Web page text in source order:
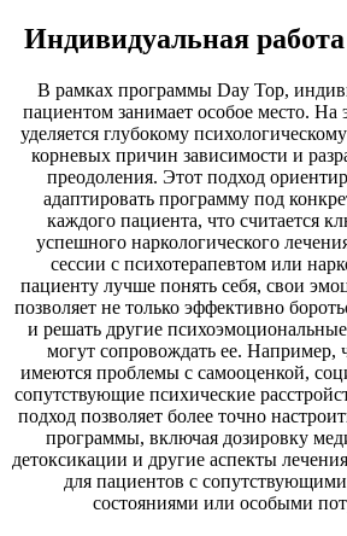
Индивидуальная
В рамках программы Day Top,
пациентом занимает особое место. На
уделяется глубокому
корневых причин зависимости и
преодоления. Этот подход
адаптировать программу под
каждого пациента, что считается
успешного наркологического
сессии с психотерапевтом или
пациенту лучше понять себя, свои
позволяет не только эффективно
и решать другие
могут сопровождать ее. Например,
имеются проблемы с самооценкой,
сопутствующие психические
подход позволяет более точно
программы, включая дозировку
детоксикации и другие аспекты
для пациентов с
состояниями или особыми